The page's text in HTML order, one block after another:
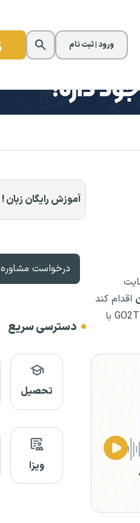
ورود | ثبت نام
اقدام کند
و خانواده خود را به آلمان ببرد. البته به شرطی که اثبات کند ازنظر مالی می‌تواند از آن‌ها حمایت کند. در این مقاله از GO2TR با
آموزش رایگان زبان !
درخواست مشاوره
دسترسی سریع
تحصیل
ویزا